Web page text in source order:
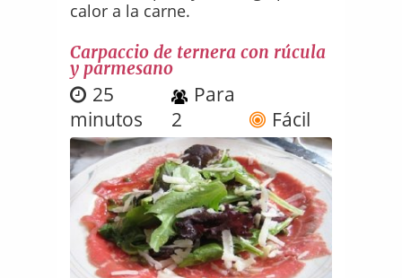
calor a la carne.
Carpaccio de ternera con rúcula
y parmesano
25
minutos
Para
2
Fácil